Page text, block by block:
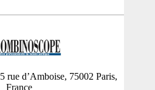
5 rue d’Amboise, 75002 Paris,
France